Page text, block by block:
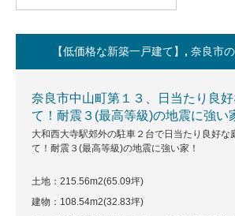
【低価格な新築一戸建て】 , 奈良市
奈良市中山町第１３、日当たり良
て！耐震３(最高等級)の地震に強い
大和西大寺駅郊外の駐車２台で日当たり良好な
て！耐震３(最高等級)の地震に強い家！
土地：215.56m2(65.09坪)
建物：108.54m2(32.83坪)